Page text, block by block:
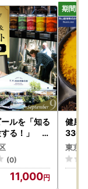
ム＞」アプリをイ
クセスし、アカ
名・寄附時の氏
お進みくださ
え、申請す
まど」対応自治
、最大10件まで一
って、個人認証
ルを「知る
する！」 T.
Brewery ク
を知る 見
産セット【
日16時】
(0)
11,000
健康
東京